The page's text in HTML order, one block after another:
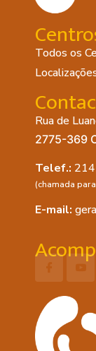
Todos os
Rua de
2775-369
Telef.:
(chamada
E-mail: